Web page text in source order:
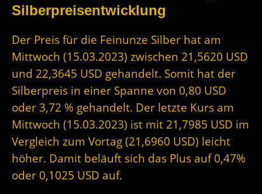
Silberpreisentwicklung
Der Preis für die Feinunze Silber hat am
Mittwoch (15.03.2023) zwischen 21,5620 USD
und 22,3645 USD gehandelt. Somit hat der
Silberpreis in einer Spanne von 0,80 USD
oder 3,72 % gehandelt. Der letzte Kurs am
Mittwoch (15.03.2023) ist mit 21,7985 USD im
Vergleich zum Vortag (21,6960 USD) leicht
höher. Damit beläuft sich das Plus auf 0,47%
oder 0,1025 USD auf.